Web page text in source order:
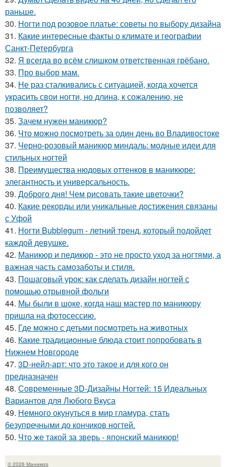
раньше.
30. Ногти под розовое платье: советы по выбору дизайна
31. Какие интересные факты о климате и географии
Санкт-Петербурга
32. Я всегда во всём слишком ответственная грёбано.
33. Про выбор мам.
34. Не раз сталкивались с ситуацией, когда хочется
украсить свои ногти, но длина, к сожалению, не
позволяет?
35. Зачем нужен маникюр?
36. Что можно посмотреть за один день во Владивостоке
37. Черно-розовый маникюр миндаль: модные идеи для
стильных ногтей
38. Преимущества нюдовых оттенков в маникюре:
элегантность и универсальность.
39. Доброго дня! Чем рисовать такие цветочки?
40. Какие рекорды или уникальные достижения связаны
с Уфой
41. Ногти Bubblegum - летний тренд, который подойдет
каждой девушке.
42. Маникюр и педикюр - это не просто уход за ногтями, а
важная часть самозаботы и стиля.
43. Пошаговый урок: как сделать дизайн ногтей с
помощью отрывной фольги
44. Мы были в шоке, когда наш мастер по маникюру
пришла на фотосессию.
45. Где можно с детьми посмотреть на животных
46. Какие традиционные блюда стоит попробовать в
Нижнем Новгороде
47. 3D-нейл-арт: что это такое и для кого он
предназначен
48. Современные 3D-Дизайны Ногтей: 15 Идеальных
Вариантов для Любого Вкуса
49. Немного окунуться в мир гламура, стать
безупречными до кончиков ногтей.
50. Что же такой за зверь - японский маникюр!
© 2026 Маникюр